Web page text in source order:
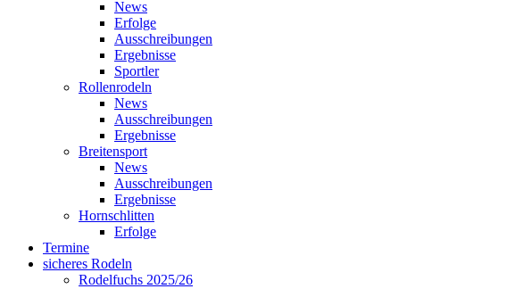
News
Erfolge
Ausschreibungen
Ergebnisse
Sportler
Rollenrodeln
News
Ausschreibungen
Ergebnisse
Breitensport
News
Ausschreibungen
Ergebnisse
Hornschlitten
Erfolge
Termine
sicheres Rodeln
Rodelfuchs 2025/26